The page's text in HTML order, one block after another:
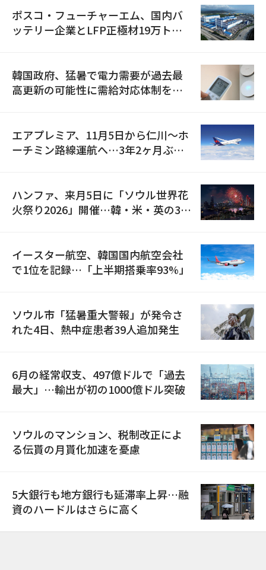
ポスコ・フューチャーエム、国内バ
ッテリー企業とLFP正極材19万トン
韓国政府、猛暑で電力需要が過去最
高更新の可能性に需給対応体制を点
エアプレミア、11月5日から仁川〜ホ
ーチミン路線運航へ…3年2ヶ月ぶり
ハンファ、来月5日に「ソウル世界花
火祭り2026」開催…韓・米・英の3カ
イースター航空、韓国国内航空会社
で1位を記録…「上半期搭乗率93%」
ソウル市「猛暑重大警報」が発令さ
れた4日、熱中症患者39人追加発生
6月の経常収支、497億ドルで「過去
最大」…輸出が初の1000億ドル突破
ソウルのマンション、税制改正によ
る伝貰の月貰化加速を憂慮
5大銀行も地方銀行も延滞率上昇…融
資のハードルはさらに高く